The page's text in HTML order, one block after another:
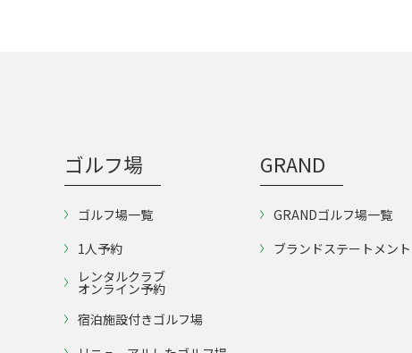
ゴルフ場
ゴルフ場一覧
1人予約
レンタルクラブ
オンライン予約
宿泊施設付きゴルフ場
GRAND
GRANDゴルフ場一覧
ブランドステートメント